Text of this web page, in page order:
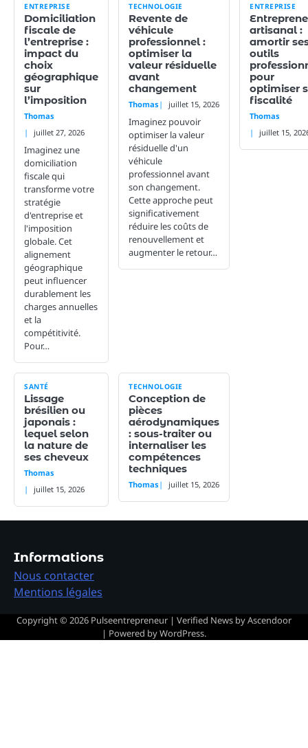
ENTREPRISE
Domiciliation
fiscale de
l’entreprise :
impact du
choix
géographique
sur
l’imposition
Thomas
juillet 27, 2026
Imaginez une
domiciliation
fiscale qui
transforme votre
stratégie
d'entreprise et
l'imposition
globale. Cet
alignement
géographique
peut influencer
durablement les
charges annuelles
et la
compétitivité.
Pour…
TECHNOLOGIE
Revente de
véhicule
professionnel :
optimiser la
valeur résiduelle
avant
changement
Thomas juillet 15, 2026
Imaginez pouvoir
optimiser la valeur
résiduelle d'un
véhicule
professionnel avant
son changement.
Cette approche peut
significativement
réduire les coûts de
renouvellement et
augmenter le retour…
ENTREPRISE
artisanal :
amortir
outils
pour
optimiser
fiscalité
Thomas
juillet 15,
SANTÉ
Lissage
brésilien ou
japonais :
lequel selon
la nature de
ses cheveux
Thomas
juillet 15, 2026
TECHNOLOGIE
Conception de
pièces
aérodynamiques
: sous-traiter ou
internaliser les
compétences
techniques
Thomas juillet 15, 2026
Informations
Nous contacter
Mentions légales
Copyright © 2026 Pulseentrepreneur | Verified News byAscendoor
| Powered byWordPress.